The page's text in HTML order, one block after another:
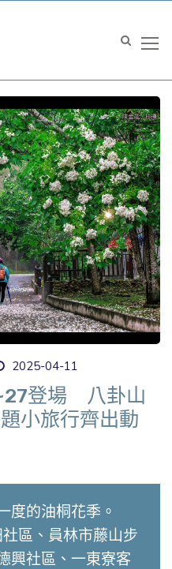
2025-04-11
登場 八卦山
小旅行齊出動
度的油桐花季。
區、員林市藤山步
興社區、一東寮客